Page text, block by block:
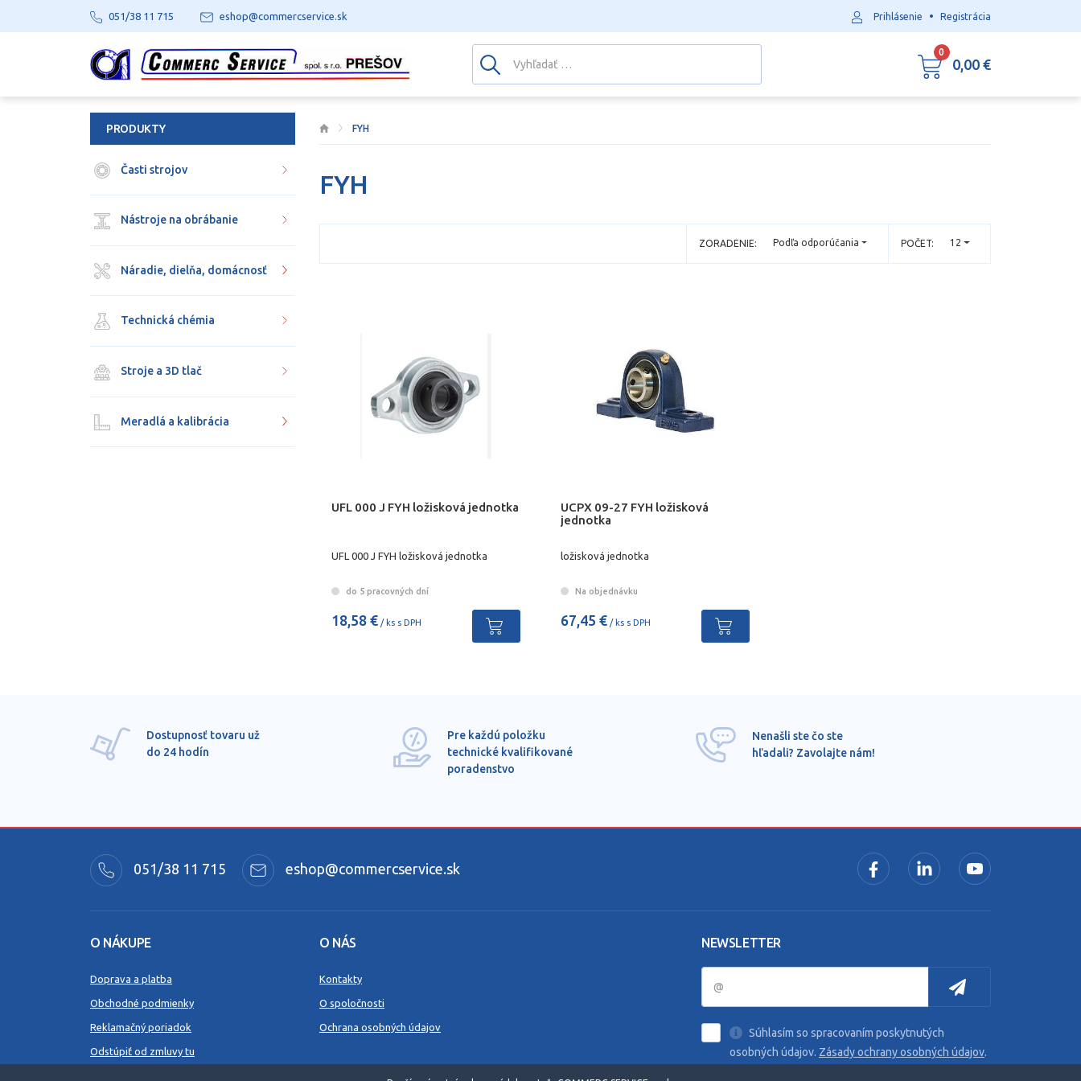
FYH
FYH
POČET: 12
ZORADENIE: Podľa odporúčania
UFL 000 J FYH ložisková jednotka
UFL 000 J FYH ložisková jednotka
do 5 pracovných dní
18,58 € / ks s DPH
UCPX 09-27 FYH ložisková
jednotka
ložisková jednotka
Na objednávku
67,45 €/ ks s DPH
PRODUKTY
Časti strojov
Nástroje na obrábanie
Náradie, dielňa, domácnosť
Technická chémia
Stroje a 3D tlač
Meradlá a kalibrácia
Dostupnosť tovaru už
do 24 hodín
Pre každú položku
technické kvalifikované
poradenstvo
Nenašli ste čo ste
hľadali? Zavolajte nám!
051/38 11 715 eshop@commercservice.sk
O NÁKUPE
Doprava a platba
Obchodné podmienky
Reklamačný poriadok
Odstúpiť od zmluvy tu
O NÁS
Kontakty
O spoločnosti
Ochrana osobných údajov
NEWSLETTER
Súhlasím so spracovaním poskytnutých
osobných údajov. Zásady ochrany osobných údajov.
051/38 11 715 eshop@commercservice.sk Prihlásenie • Registrácia
0
0,00 €